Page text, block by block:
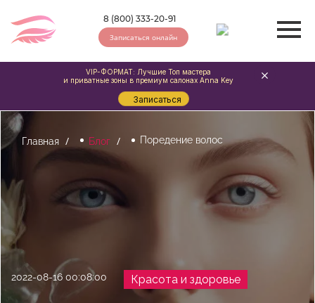
8 (800) 333-20-91
Записаться онлайн
Главная Блог Поредение волос
2022-08-16 00:08:00 Красота и здоровье
VIP-ФОРМАТ: Лучшие Топ мастера
и приватные зоны в премиум салонах Anna Key
Записаться